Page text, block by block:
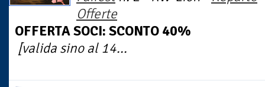
Offerte
OFFERTA SOCI: SCONTO 40%
[valida sino al 14...